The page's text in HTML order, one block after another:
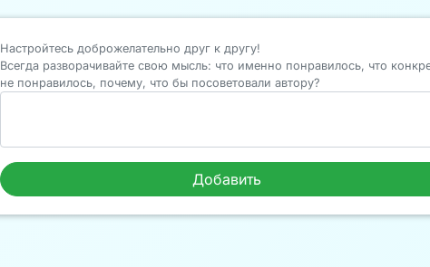
Настройтесь доброжелательно друг к другу!
Всегда разворачивайте свою мысль: что именно понравилось, что
не понравилось, почему, что бы посоветовали автору?